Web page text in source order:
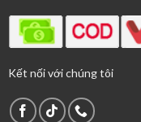
Kết nối với chúng tôi